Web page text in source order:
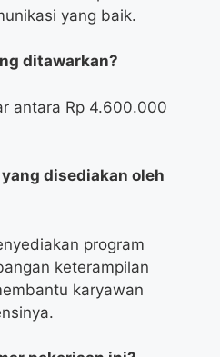
yang baik.
ditawarkan?
antara Rp 4.600.000
disediakan oleh
program
keterampilan
karyawan